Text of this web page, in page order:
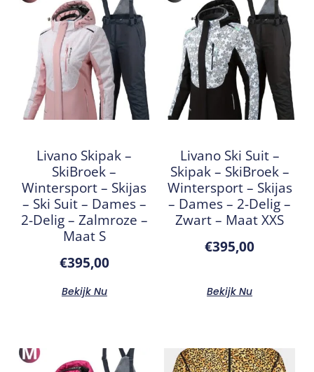
Livano Skipak –
SkiBroek –
Wintersport – Skijas
– Ski Suit – Dames –
2-Delig – Zalmroze –
Maat S
€395,00
Bekijk Nu
Livano Ski Suit –
Skipak – SkiBroek –
Wintersport – Skijas
– Dames – 2-Delig –
Zwart – Maat XXS
€395,00
Bekijk Nu